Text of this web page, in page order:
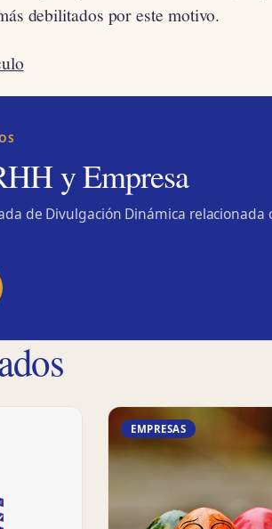
debilitados por este motivo.
y Empresa
de Divulgación Dinámica relacionada
EMPRESAS